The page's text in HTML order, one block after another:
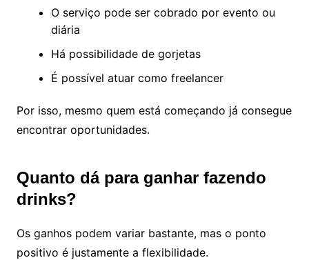
O serviço pode ser cobrado por evento ou
diária
Há possibilidade de gorjetas
É possível atuar como freelancer
Por isso, mesmo quem está começando já consegue
encontrar oportunidades.
Quanto dá para ganhar fazendo
drinks?
Os ganhos podem variar bastante, mas o ponto
positivo é justamente a flexibilidade.